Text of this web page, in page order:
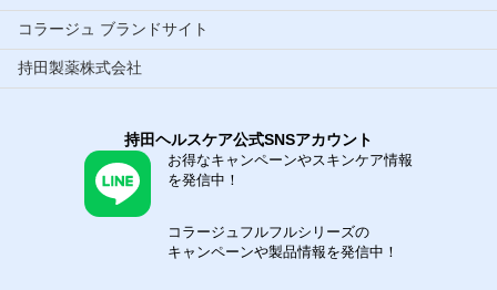
コラージュ ブランドサイト
持田製薬株式会社
持田ヘルスケア公式SNSアカウント
お得なキャンペーンやスキンケア情報
を発信中！
コラージュフルフルシリーズの
キャンペーンや製品情報を発信中！